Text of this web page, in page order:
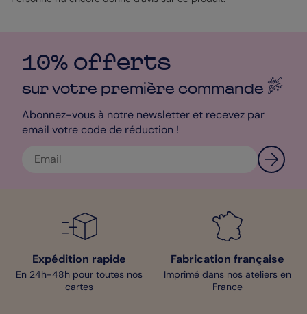
10% offerts
sur votre première commande
Abonnez-vous à notre newsletter et recevez par
email votre code de réduction !
Expédition rapide
En 24h-48h pour toutes nos
cartes
Fabrication française
Imprimé dans nos ateliers en
France